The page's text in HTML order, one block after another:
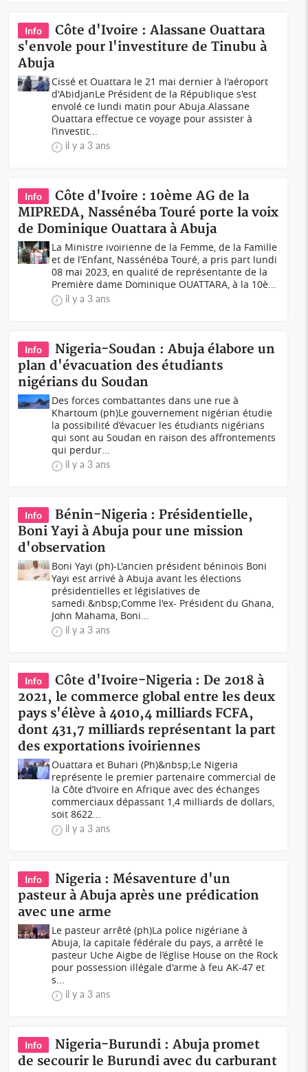
Info
Côte d'Ivoire : Alassane Ouattara
s'envole pour l'investiture de Tinubu à
Abuja
Cissé et Ouattara le 21 mai dernier à l'aéroport
d'AbidjanLe Président de la République s'est
envolé ce lundi matin pour Abuja.Alassane
Ouattara effectue ce voyage pour assister à
l’investit...
il y a 3 ans
Info
Côte d'Ivoire : 10ème AG de la
MIPREDA, Nassénéba Touré porte la voix
de Dominique Ouattara à Abuja
La Ministre ivoirienne de la Femme, de la Famille
et de l’Enfant, Nassénéba Touré, a pris part lundi
08 mai 2023, en qualité de représentante de la
Première dame Dominique OUATTARA, à la 10è...
il y a 3 ans
Info
Nigeria-Soudan : Abuja élabore un
plan d'évacuation des étudiants
nigérians du Soudan
Des forces combattantes dans une rue à
Khartoum (ph)Le gouvernement nigérian étudie
la possibilité d’évacuer les étudiants nigérians
qui sont au Soudan en raison des affrontements
qui perdur...
il y a 3 ans
Info
Bénin-Nigeria : Présidentielle,
Boni Yayi à Abuja pour une mission
d'observation
Boni Yayi (ph)-L'ancien président béninois Boni
Yayi est arrivé à Abuja avant les élections
présidentielles et législatives de
samedi.&nbsp;Comme l'ex- Président du Ghana,
John Mahama, Boni...
il y a 3 ans
Info
Côte d'Ivoire-Nigeria : De 2018 à
2021, le commerce global entre les deux
pays s'élève à 4010,4 milliards FCFA,
dont 431,7 milliards représentant la part
des exportations ivoiriennes
Ouattara et Buhari (Ph)&nbsp;Le Nigeria
représente le premier partenaire commercial de
la Côte d’Ivoire en Afrique avec des échanges
commerciaux dépassant 1,4 milliards de dollars,
soit 8622...
il y a 3 ans
Info
Nigeria : Mésaventure d'un
pasteur à Abuja après une prédication
avec une arme
Le pasteur arrêté (ph)La police nigériane à
Abuja, la capitale fédérale du pays, a arrêté le
pasteur Uche Aigbe de l’église House on the Rock
pour possession illégale d'arme à feu AK-47 et
s...
il y a 3 ans
Info
Nigeria-Burundi : Abuja promet
de secourir le Burundi avec du carburant